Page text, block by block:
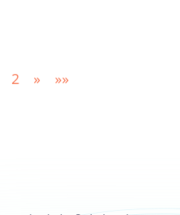
2 » »»